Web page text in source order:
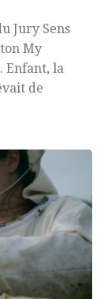
Jury Sens
My
Enfant, la
de